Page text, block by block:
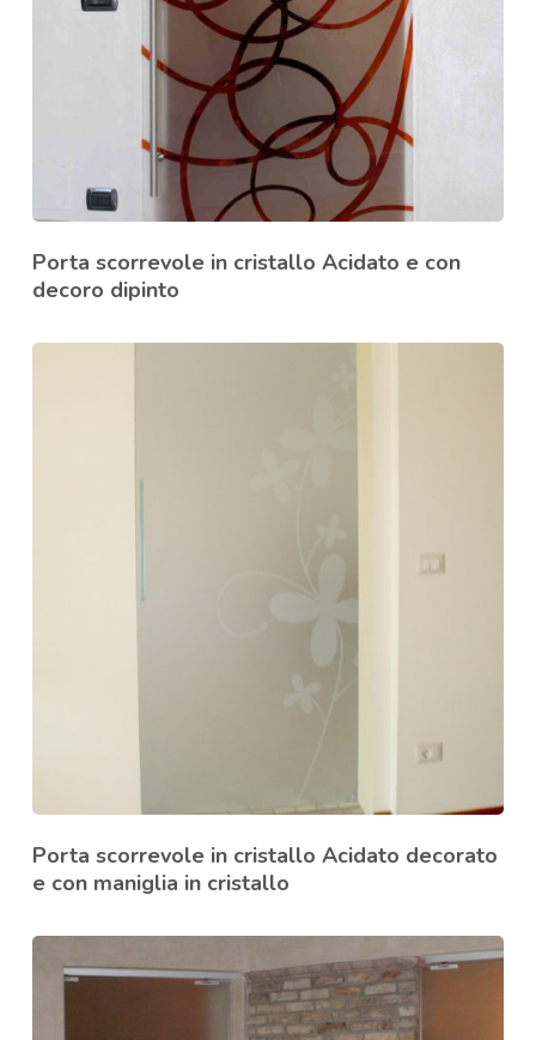
Porta scorrevole in cristallo Acidato e con
decoro dipinto
Porta scorrevole in cristallo Acidato decorato
e con maniglia in cristallo